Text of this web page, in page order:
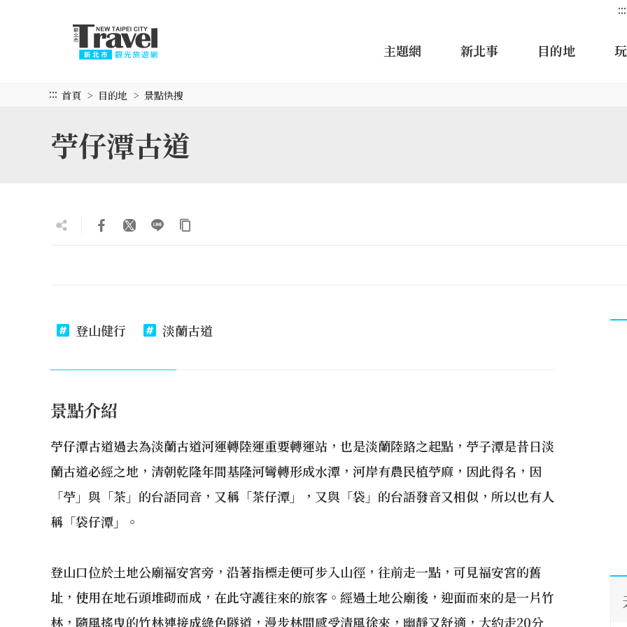
:::
主題網 新北事 目的地
::: 首頁 目的地 景點快搜
苧仔潭古道
登山健行 淡蘭古道
景點介紹
苧仔潭古道過去為淡蘭古道河運轉陸運重要轉運站，也是淡蘭陸路之起點，苧子潭是昔日淡
蘭古道必經之地，清朝乾隆年間基隆河彎轉形成水潭，河岸有農民植苧麻，因此得名，因
「苧」與「茶」的台語同音，又稱「茶仔潭」，又與「袋」的台語發音又相似，所以也有人
稱「袋仔潭」。
登山口位於土地公廟福安宮旁，沿著指標走便可步入山徑，往前走一點，可見福安宮的舊
址，使用在地石頭堆砌而成，在此守護往來的旅客。經過土地公廟後，迎面而來的是一片竹
林，隨風搖曳的竹林連接成綠色隧道，漫步林間感受清風徐來，幽靜又舒適，大約走20分